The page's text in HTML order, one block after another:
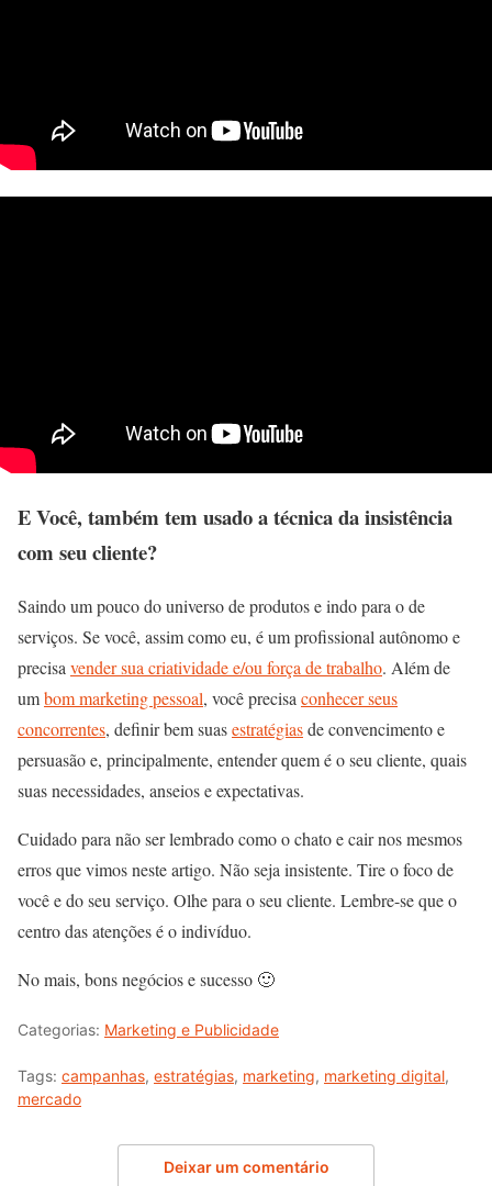
E Você, também tem usado a técnica da insistência
com seu cliente?
Saindo um pouco do universo de produtos e indo para o de
serviços. Se você, assim como eu, é um profissional autônomo e
precisa vender sua criatividade e/ou força de trabalho. Além de
umbom marketing pessoal, você precisa conhecer seus
concorrentes, definir bem suasestratégiasde convencimento e
persuasão e, principalmente, entender quem é o seu cliente, quais
suas necessidades, anseios e expectativas.
Cuidado para não ser lembrado como o chato e cair nos mesmos
erros que vimos neste artigo. Não seja insistente. Tire o foco de
você e do seu serviço. Olhe para o seu cliente. Lembre-se que o
centro das atenções é o indivíduo.
No mais, bons negócios e sucesso 🙂
Categorias: Marketing e Publicidade
Tags: campanhas, estratégias, marketing, marketing digital,
mercado
Deixar um comentário